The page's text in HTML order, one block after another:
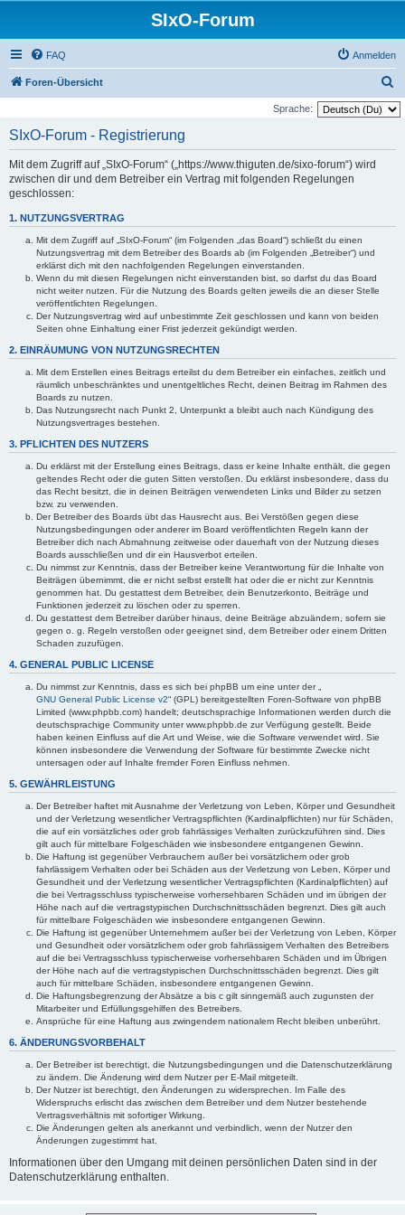
SIxO-Forum
FAQ Anmelden
Foren-Übersicht
u
Sprache:
SIxO-Forum - Registrierung
Mit dem Zugriff auf „SIxO-Forum“ („https://www.thiguten.de/sixo-forum“) wird
zwischen dir und dem Betreiber ein Vertrag mit folgenden Regelungen
geschlossen:
1. NUTZUNGSVERTRAG
Mit dem Zugriff auf „SIxO-Forum“ (im Folgenden „das Board“) schließt du einen
Nutzungsvertrag mit dem Betreiber des Boards ab (im Folgenden „Betreiber“) und
erklärst dich mit den nachfolgenden Regelungen einverstanden.
Wenn du mit diesen Regelungen nicht einverstanden bist, so darfst du das Board
nicht weiter nutzen. Für die Nutzung des Boards gelten jeweils die an dieser Stelle
veröffentlichten Regelungen.
Der Nutzungsvertrag wird auf unbestimmte Zeit geschlossen und kann von beiden
Seiten ohne Einhaltung einer Frist jederzeit gekündigt werden.
2. EINRÄUMUNG VON NUTZUNGSRECHTEN
Mit dem Erstellen eines Beitrags erteilst du dem Betreiber ein einfaches, zeitlich und
räumlich unbeschränktes und unentgeltliches Recht, deinen Beitrag im Rahmen des
Boards zu nutzen.
Das Nutzungsrecht nach Punkt 2, Unterpunkt a bleibt auch nach Kündigung des
Nutzungsvertrages bestehen.
3. PFLICHTEN DES NUTZERS
Du erklärst mit der Erstellung eines Beitrags, dass er keine Inhalte enthält, die gegen
geltendes Recht oder die guten Sitten verstoßen. Du erklärst insbesondere, dass du
das Recht besitzt, die in deinen Beiträgen verwendeten Links und Bilder zu setzen
bzw. zu verwenden.
Der Betreiber des Boards übt das Hausrecht aus. Bei Verstößen gegen diese
Nutzungsbedingungen oder anderer im Board veröffentlichten Regeln kann der
Betreiber dich nach Abmahnung zeitweise oder dauerhaft von der Nutzung dieses
Boards ausschließen und dir ein Hausverbot erteilen.
Du nimmst zur Kenntnis, dass der Betreiber keine Verantwortung für die Inhalte von
Beiträgen übernimmt, die er nicht selbst erstellt hat oder die er nicht zur Kenntnis
genommen hat. Du gestattest dem Betreiber, dein Benutzerkonto, Beiträge und
Funktionen jederzeit zu löschen oder zu sperren.
Du gestattest dem Betreiber darüber hinaus, deine Beiträge abzuändern, sofern sie
gegen o. g. Regeln verstoßen oder geeignet sind, dem Betreiber oder einem Dritten
Schaden zuzufügen.
4. GENERAL PUBLIC LICENSE
Du nimmst zur Kenntnis, dass es sich bei phpBB um eine unter der „
GNU General Public License v2“ (GPL) bereitgestellten Foren-Software von phpBB
Limited (www.phpbb.com) handelt; deutschsprachige Informationen werden durch die
deutschsprachige Community unter www.phpbb.de zur Verfügung gestellt. Beide
haben keinen Einfluss auf die Art und Weise, wie die Software verwendet wird. Sie
können insbesondere die Verwendung der Software für bestimmte Zwecke nicht
untersagen oder auf Inhalte fremder Foren Einfluss nehmen.
5. GEWÄHRLEISTUNG
Der Betreiber haftet mit Ausnahme der Verletzung von Leben, Körper und Gesundheit
und der Verletzung wesentlicher Vertragspflichten (Kardinalpflichten) nur für Schäden,
die auf ein vorsätzliches oder grob fahrlässiges Verhalten zurückzuführen sind. Dies
gilt auch für mittelbare Folgeschäden wie insbesondere entgangenen Gewinn.
Die Haftung ist gegenüber Verbrauchern außer bei vorsätzlichem oder grob
fahrlässigem Verhalten oder bei Schäden aus der Verletzung von Leben, Körper und
Gesundheit und der Verletzung wesentlicher Vertragspflichten (Kardinalpflichten) auf
die bei Vertragsschluss typischerweise vorhersehbaren Schäden und im übrigen der
Höhe nach auf die vertragstypischen Durchschnittsschäden begrenzt. Dies gilt auch
für mittelbare Folgeschäden wie insbesondere entgangenen Gewinn.
Die Haftung ist gegenüber Unternehmern außer bei der Verletzung von Leben, Körper
und Gesundheit oder vorsätzlichem oder grob fahrlässigem Verhalten des Betreibers
auf die bei Vertragsschluss typischerweise vorhersehbaren Schäden und im Übrigen
der Höhe nach auf die vertragstypischen Durchschnittsschäden begrenzt. Dies gilt
auch für mittelbare Schäden, insbesondere entgangenen Gewinn.
Die Haftungsbegrenzung der Absätze a bis c gilt sinngemäß auch zugunsten der
Mitarbeiter und Erfüllungsgehilfen des Betreibers.
Ansprüche für eine Haftung aus zwingendem nationalem Recht bleiben unberührt.
6. ÄNDERUNGSVORBEHALT
Der Betreiber ist berechtigt, die Nutzungsbedingungen und die Datenschutzerklärung
zu ändern. Die Änderung wird dem Nutzer per E-Mail mitgeteilt.
Der Nutzer ist berechtigt, den Änderungen zu widersprechen. Im Falle des
Widerspruchs erlischt das zwischen dem Betreiber und dem Nutzer bestehende
Vertragsverhältnis mit sofortiger Wirkung.
Die Änderungen gelten als anerkannt und verbindlich, wenn der Nutzer den
Änderungen zugestimmt hat.
Informationen über den Umgang mit deinen persönlichen Daten sind in der
Datenschutzerklärung enthalten.